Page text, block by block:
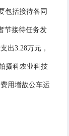
包括接待各同
节接待任务发
出3.28万元，
摄科农业科技
用增故公车运